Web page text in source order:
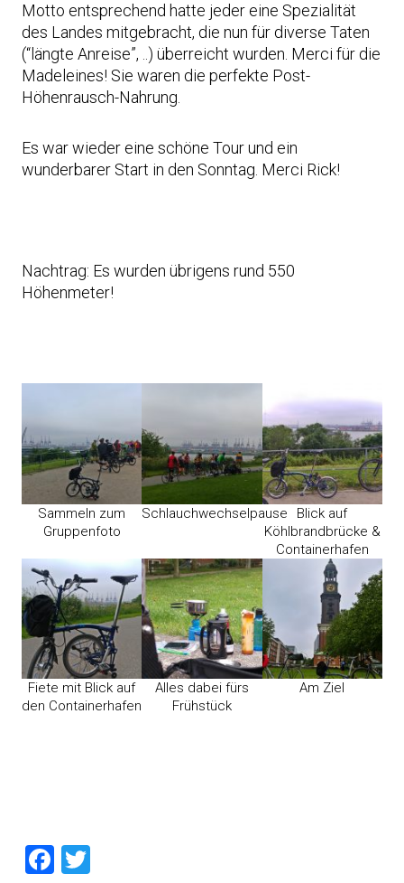
Motto entsprechend hatte jeder eine Spezialität
des Landes mitgebracht, die nun für diverse Taten
(“längte Anreise”, ..) überreicht wurden. Merci für die
Madeleines! Sie waren die perfekte Post-
Höhenrausch-Nahrung.
Es war wieder eine schöne Tour und ein
wunderbarer Start in den Sonntag. Merci Rick!
Nachtrag: Es wurden übrigens rund 550
Höhenmeter!
Sammeln zum
Gruppenfoto
Schlauchwechselpause
Blick auf
Köhlbrandbrücke &
Containerhafen
Fiete mit Blick auf
den Containerhafen
Alles dabei fürs
Frühstück
Am Ziel
Facebook